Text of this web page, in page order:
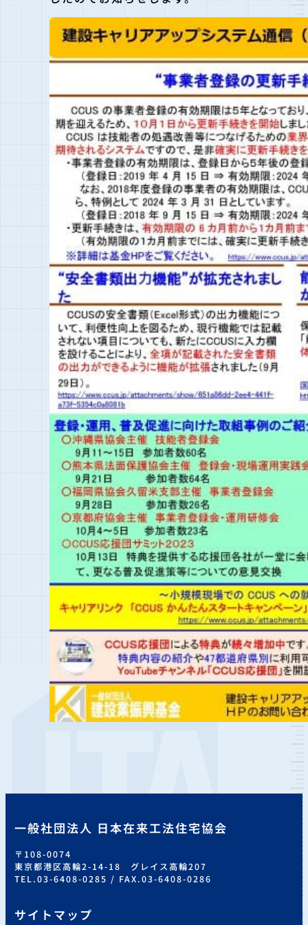
一般社団法人 日本在来工法住宅協会
〒108-0074
東京都港区高輪2-14-18 グレイス高輪207
TEL.03-6408-0285 / FAX.03-6408-0286
サイトマップ